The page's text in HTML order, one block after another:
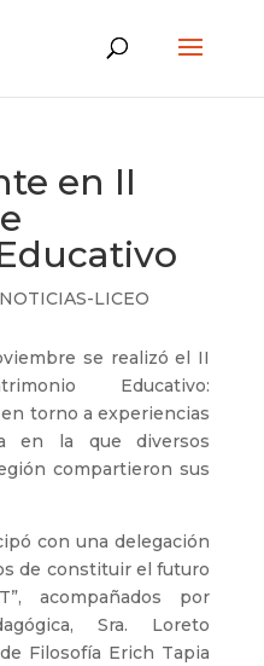
en II
NOTICIAS-LICEO
se realizó el II
Educativo:
torno a experiencias
en la que diversos
compartieron sus
con una delegación
de constituir el futuro
acompañados por
Sra. Loreto
Filosofía Erich Tapia